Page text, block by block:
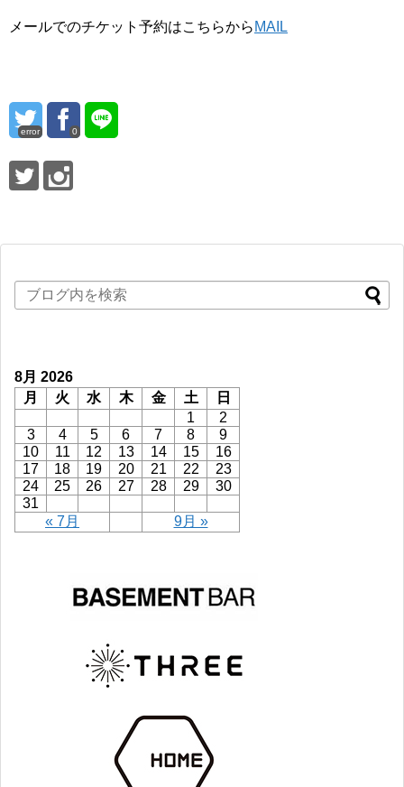
メールでのチケット予約はこちらから MAIL
error 0
8月 2026
月
火 水 木 金 土
日
1
2
3
4 5 6 7 8
9
10
11 12 13 14 15
16
17
18 19 20 21 22
23
24
25 26 27 28 29
30
31
« 7月
9月 »